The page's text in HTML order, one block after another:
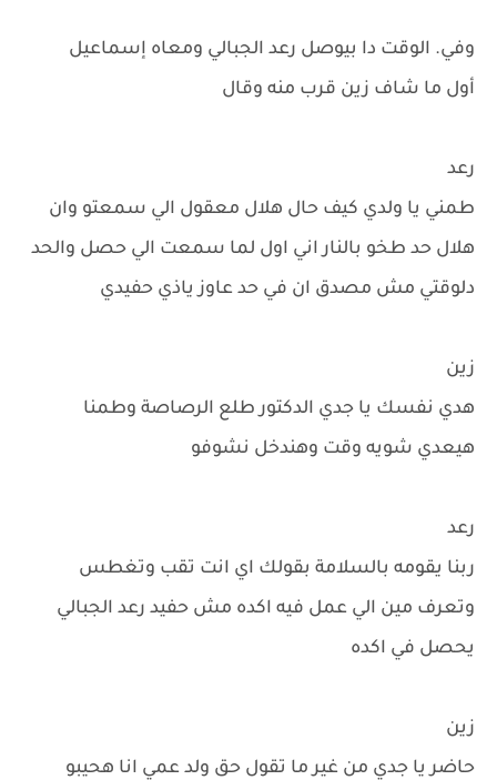
وفي. الوقت دا بيوصل رعد الجبالي ومعاه إسماعيل
أول ما شاف زين قرب منه وقال
رعد
طمني يا ولدي كيف حال هلال معقول الي سمعتو وان
هلال حد طخو بالنار اني اول لما سمعت الي حصل والحد
دلوقتي مش مصدق ان في حد عاوز ياذي حفيدي
زين
هدي نفسك يا جدي الدكتور طلع الرصاصة وطمنا
هيعدي شويه وقت وهندخل نشوفو
رعد
ربنا يقومه بالسلامة بقولك اي انت تقب وتغطس
وتعرف مين الي عمل فيه اكده مش حفيد رعد الجبالي
يحصل في اكده
زين
حاضر يا جدي من غير ما تقول حق ولد عمي انا هحيبو